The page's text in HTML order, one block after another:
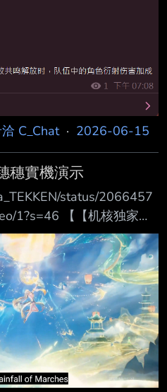
C_Chat· 2026-06-15
穗實機演示
status/2066457
1?s=46 【【机核独家】
·玄翎」、「穗穗」演示-
X0dpksS 這位是誰啊
轉推，應該是官方內鬼？